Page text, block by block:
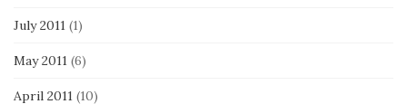
July 2011 (1)
May 2011 (6)
April 2011 (10)